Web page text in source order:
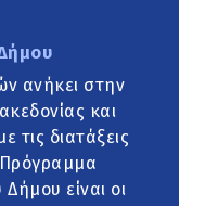
ανήκει στην
και
διατάξεις
είναι οι